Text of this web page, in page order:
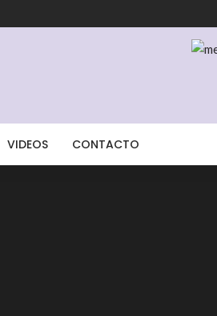
VIDEOS CONTACTO